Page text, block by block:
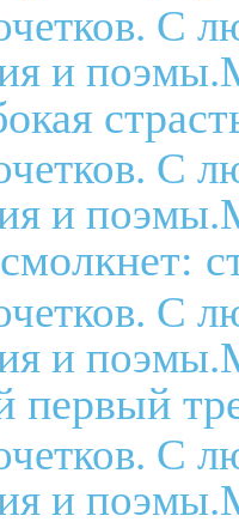
С
и
С
и
С
и
первый
С
и